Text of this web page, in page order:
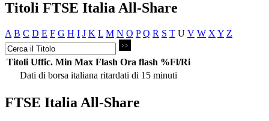
Titoli FTSE Italia All-Share
A B C D E F G H I J K L M N O P Q R S T U V W X Y Z
Titoli Uffic. Min Max Flash Ora flash %Fl/Ri
Dati di borsa italiana ritardati di 15 minuti
FTSE Italia All-Share